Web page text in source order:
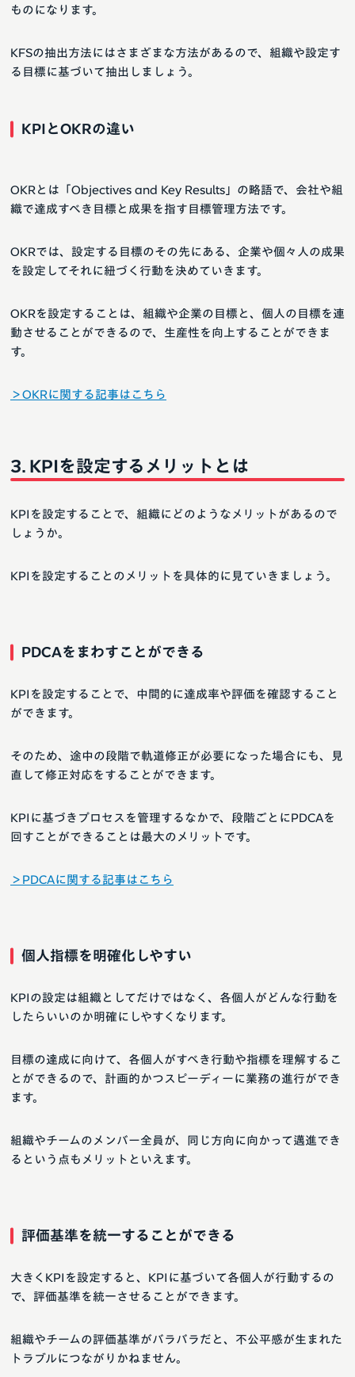
ものになります。
KFSの抽出方法にはさまざまな方法があるので、組織や設定す
る目標に基づいて抽出しましょう。
KPIとOKRの違い
OKRとは「Objectives and Key Results」の略語で、会社や組
織で達成すべき目標と成果を指す目標管理方法です。
OKRでは、設定する目標のその先にある、企業や個々人の成果
を設定してそれに紐づく行動を決めていきます。
OKRを設定することは、組織や企業の目標と、個人の目標を連
動させることができるので、生産性を向上することができま
す。
＞OKRに関する記事はこちら
KPIを設定するメリットとは
KPIを設定することで、組織にどのようなメリットがあるので
しょうか。
KPIを設定することのメリットを具体的に見ていきましょう。
PDCAをまわすことができる
KPIを設定することで、中間的に達成率や評価を確認すること
ができます。
そのため、途中の段階で軌道修正が必要になった場合にも、見
直して修正対応をすることができます。
KPIに基づきプロセスを管理するなかで、段階ごとにPDCAを
回すことができることは最大のメリットです。
＞PDCAに関する記事はこちら
個人指標を明確化しやすい
KPIの設定は組織としてだけではなく、各個人がどんな行動を
したらいいのか明確にしやすくなります。
目標の達成に向けて、各個人がすべき行動や指標を理解するこ
とができるので、計画的かつスピーディーに業務の進行ができ
ます。
組織やチームのメンバー全員が、同じ方向に向かって邁進でき
るという点もメリットといえます。
評価基準を統一することができる
大きくKPIを設定すると、KPIに基づいて各個人が行動するの
で、評価基準を統一させることができます。
組織やチームの評価基準がバラバラだと、不公平感が生まれた
トラブルにつながりかねません。